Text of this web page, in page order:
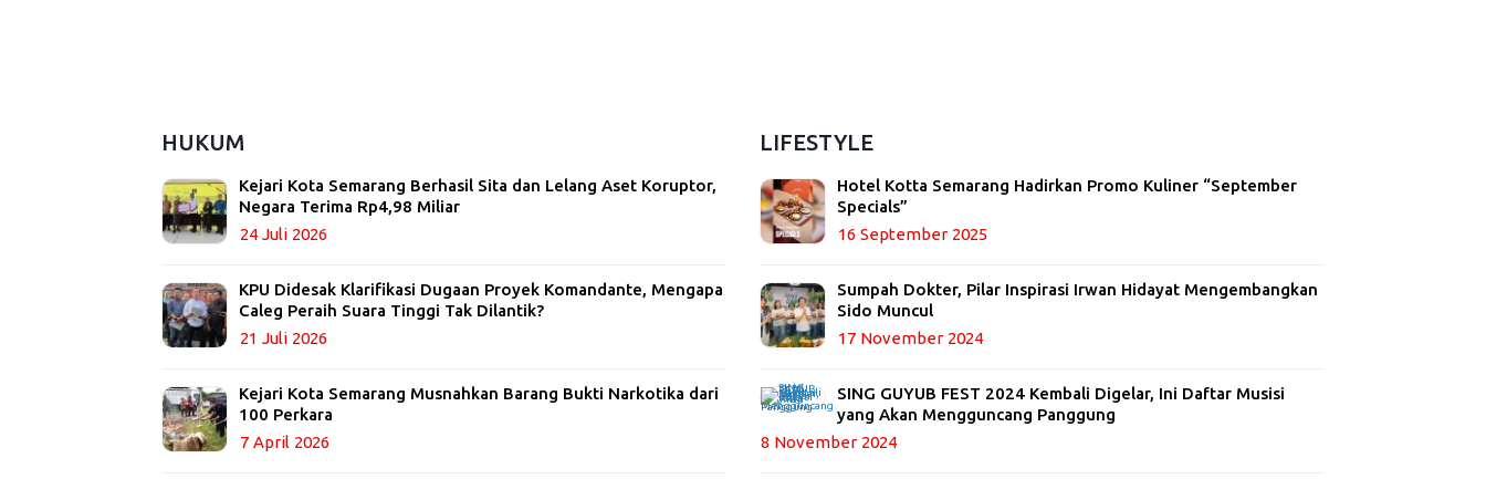
HUKUM
Kejari Kota Semarang Berhasil Sita dan Lelang Aset Koruptor,
Negara Terima Rp4,98 Miliar
24 Juli 2026
KPU Didesak Klarifikasi Dugaan Proyek Komandante, Mengapa
Caleg Peraih Suara Tinggi Tak Dilantik?
21 Juli 2026
Kejari Kota Semarang Musnahkan Barang Bukti Narkotika dari
100 Perkara
7 April 2026
LIFESTYLE
Hotel Kotta Semarang Hadirkan Promo Kuliner “September
Specials”
16 September 2025
Sumpah Dokter, Pilar Inspirasi Irwan Hidayat Mengembangkan
Sido Muncul
17 November 2024
SING GUYUB FEST 2024 Kembali Digelar, Ini Daftar Musisi
yang Akan Mengguncang Panggung
8 November 2024